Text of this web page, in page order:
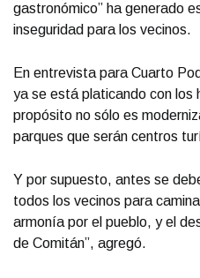
gastronómico” ha generado
inseguridad para los vecinos.
En entrevista para Cuarto
ya se está platicando con los
propósito no sólo es
parques que serán centros
Y por supuesto, antes se
todos los vecinos para
armonía por el pueblo, y el
de Comitán”, agregó.